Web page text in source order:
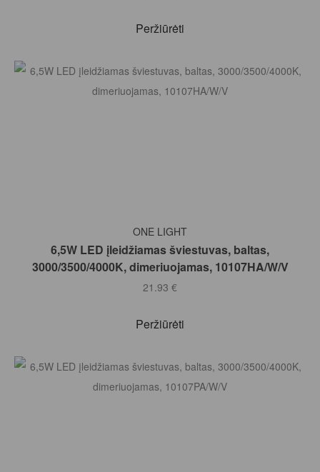
Peržiūrėti
Į KREPŠELĮ
ONE LIGHT
6,5W LED įleidžiamas šviestuvas, baltas,
3000/3500/4000K, dimeriuojamas, 10107HA/W/V
21.93 €
Peržiūrėti